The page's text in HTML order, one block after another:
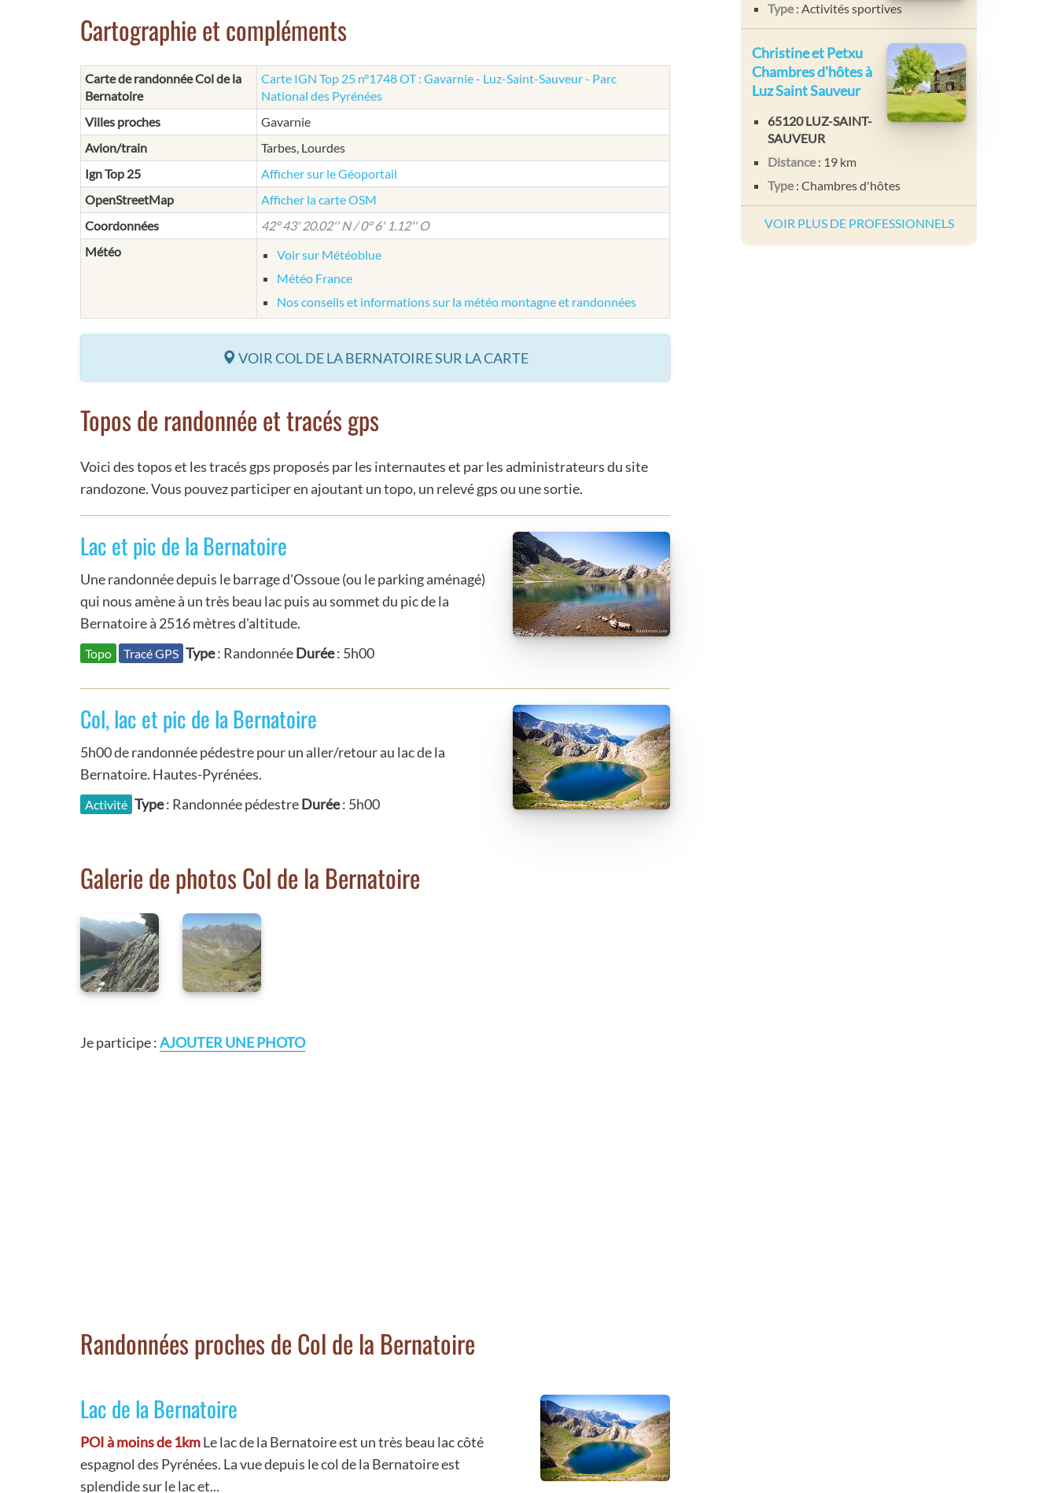
Cartographie et compléments
Carte de randonnée Col de la
Bernatoire
Carte IGN Top 25 n°1748 OT : Gavarnie - Luz-Saint-Sauveur - Parc
National des Pyrénées
Villes proches
Gavarnie
Avion/train
Tarbes, Lourdes
Ign Top 25
Afficher sur le Géoportail
OpenStreetMap
Afficher la carte OSM
Coordonnées
42° 43' 20.02'' N / 0° 6' 1.12'' O
Météo
Voir sur Météoblue
Météo France
Nos conseils et informations sur la météo montagne et randonnées
VOIR COL DE LA BERNATOIRE SUR LA CARTE
Topos de randonnée et tracés gps
Voici des topos et les tracés gps proposés par les internautes et par les administrateurs du site
randozone. Vous pouvez participer en ajoutant un topo, un relevé gps ou une sortie.
Lac et pic de la Bernatoire
Une randonnée depuis le barrage d'Ossoue (ou le parking aménagé)
qui nous amène à un très beau lac puis au sommet du pic de la
Bernatoire à 2516 mètres d'altitude.
Topo Tracé GPS Type: RandonnéeDurée: 5h00
Col, lac et pic de la Bernatoire
5h00 de randonnée pédestre pour un aller/retour au lac de la
Bernatoire. Hautes-Pyrénées.
Activité Type: Randonnée pédestreDurée: 5h00
Galerie de photos Col de la Bernatoire
Je participe :AJOUTER UNE PHOTO
Randonnées proches de Col de la Bernatoire
Lac de la Bernatoire
POI à moins de 1kmLe lac de la Bernatoire est un très beau lac côté
espagnol des Pyrénées. La vue depuis le col de la Bernatoire est
splendide sur le lac et...
Type: Activités sportives
Christine et Petxu
Chambres d'hôtes à
Luz Saint Sauveur
65120 LUZ-SAINT-
SAUVEUR
Distance: 19 km
Type: Chambres d'hôtes
VOIR PLUS DE PROFESSIONNELS